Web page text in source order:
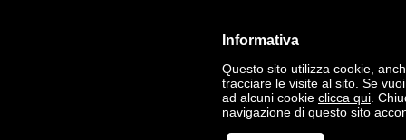
Informativa
Questo sito utilizza cookie,
tracciare le visite al sito. Se
ad alcuni cookie clicca qui .
navigazione di questo sito